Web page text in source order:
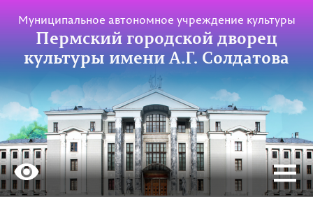
Муниципальное автономное учреждение культуры
Пермский городской дворец
культуры имени А.Г. Солдатова